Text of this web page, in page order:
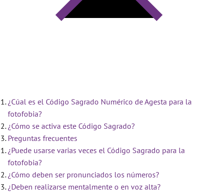
¿Cúal es el Código Sagrado Numérico de Agesta para la
fotofobia?
¿Cómo se activa este Código Sagrado?
Preguntas frecuentes
¿Puede usarse varias veces el Código Sagrado para la
fotofobia?
¿Cómo deben ser pronunciados los números?
¿Deben realizarse mentalmente o en voz alta?